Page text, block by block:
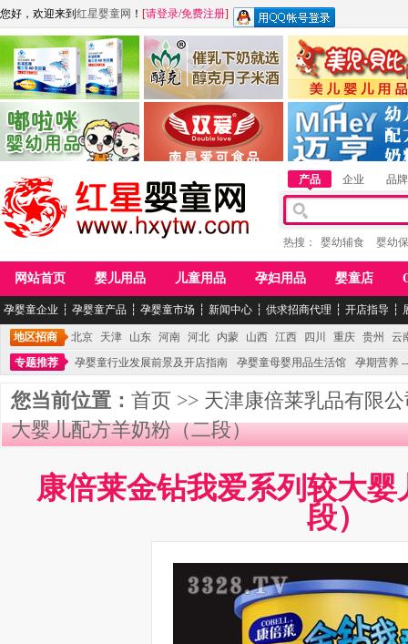
您好，欢迎来到 红星婴童网 ！ [请登录/免费注册]
江西麦嘟嘟食品有限公司
青岛嘟啦咪婴幼儿用品公司
江西醇之客月子米酒 惠州市美儿婴儿用品
湖南迈亨母婴用品有限
产品 企业 品牌
热搜： 婴幼辅食 婴幼
网站首页 婴儿用品 儿童用品 孕妇用品 婴童店
孕婴童企业 ┆ 孕婴童产品 ┆ 孕婴童市场 ┆ 新闻中心 ┆ 供求招商代理 ┆ 开店指导 ┆
地区招商 北京 天津 山东 河南 河北 内蒙 山西 江西 四川 重庆 贵州
云
专题推荐
孕婴童行业发展前景及开店指南 孕婴童母婴用品生活馆 孕期营养
您当前位置： 首页 >> 天津康倍莱乳品有限
大婴儿配方羊奶粉（二段）
康倍莱金钻我爱系列较大
段）